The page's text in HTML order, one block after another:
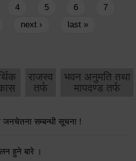
4 5 6
7
next › last »
राजस्व
तर्फ
भवन अनुमति तथा
मापदण्ड तर्फ
जनचेतना सम्बन्धी सूचना !
हुने बारे ।